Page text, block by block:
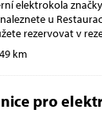
elektrokola
u
rezervovat v
km
pro